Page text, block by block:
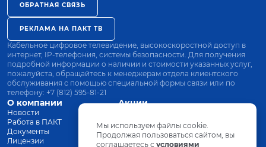
О компании
Новости
Работа в ПАКТ
Документы
Лицензии
Акции
Оплата
Оборудование
ОБРАТНАЯ СВЯЗЬ
РЕКЛАМА НА ПАКТ ТВ
Кабельное цифровое телевидение, высокоскоростной доступ в
интернет, IP-телефония, системы безопасности. Для получения
подробной информации о наличии и стоимости указанных услуг,
пожалуйста, обращайтесь к менеджерам отдела клиентского
обслуживания с помощью специальной формы связи или по
телефону: +7 (812) 595-81-21
Мы используем файлы cookie.
Продолжая пользоваться сайтом, вы
соглашаетесь с условиями